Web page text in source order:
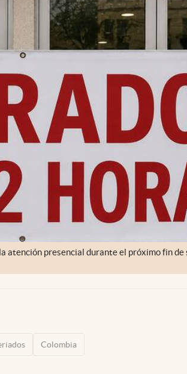
presencial durante el próximo fin de
Colombia